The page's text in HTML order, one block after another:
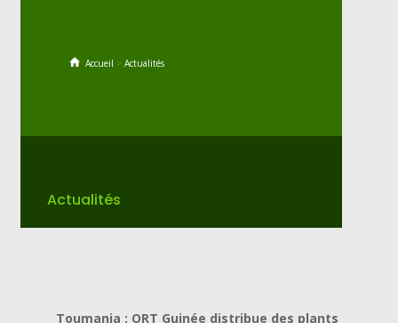
Accueil > Actualités
Actualités
Toumania : ORT Guinée distribue des plants